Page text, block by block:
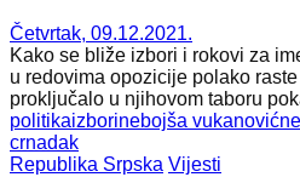
Četvrtak, 09.12.2021.
Kako se bliže izbori i rokovi za
u redovima opozicije polako
proključalo u njihovom taboru
politikaizborinebojša vukanović
crnadak
Republika Srpska Vijesti